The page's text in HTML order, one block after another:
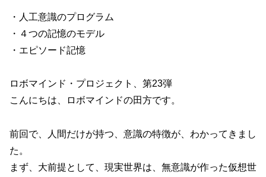
・人工意識のプログラム
・４つの記憶のモデル
・エピソード記憶
ロボマインド・プロジェクト、第23弾
こんにちは、ロボマインドの田方です。
前回で、人間だけが持つ、意識の特徴が、わかってきまし
た。
まず、大前提として、現実世界は、無意識が作った仮想世